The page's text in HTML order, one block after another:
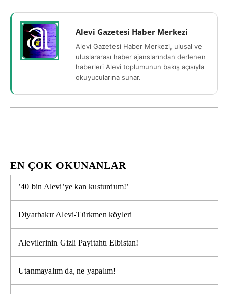
Alevi Gazetesi Haber Merkezi
Alevi Gazetesi Haber Merkezi, ulusal ve
uluslararası haber ajanslarından derlenen
haberleri Alevi toplumunun bakış açısıyla
okuyucularına sunar.
EN ÇOK OKUNANLAR
’40 bin Alevi’ye kan kusturdum!’
Diyarbakır Alevi-Türkmen köyleri
Alevilerinin Gizli Payitahtı Elbistan!
Utanmayalım da, ne yapalım!